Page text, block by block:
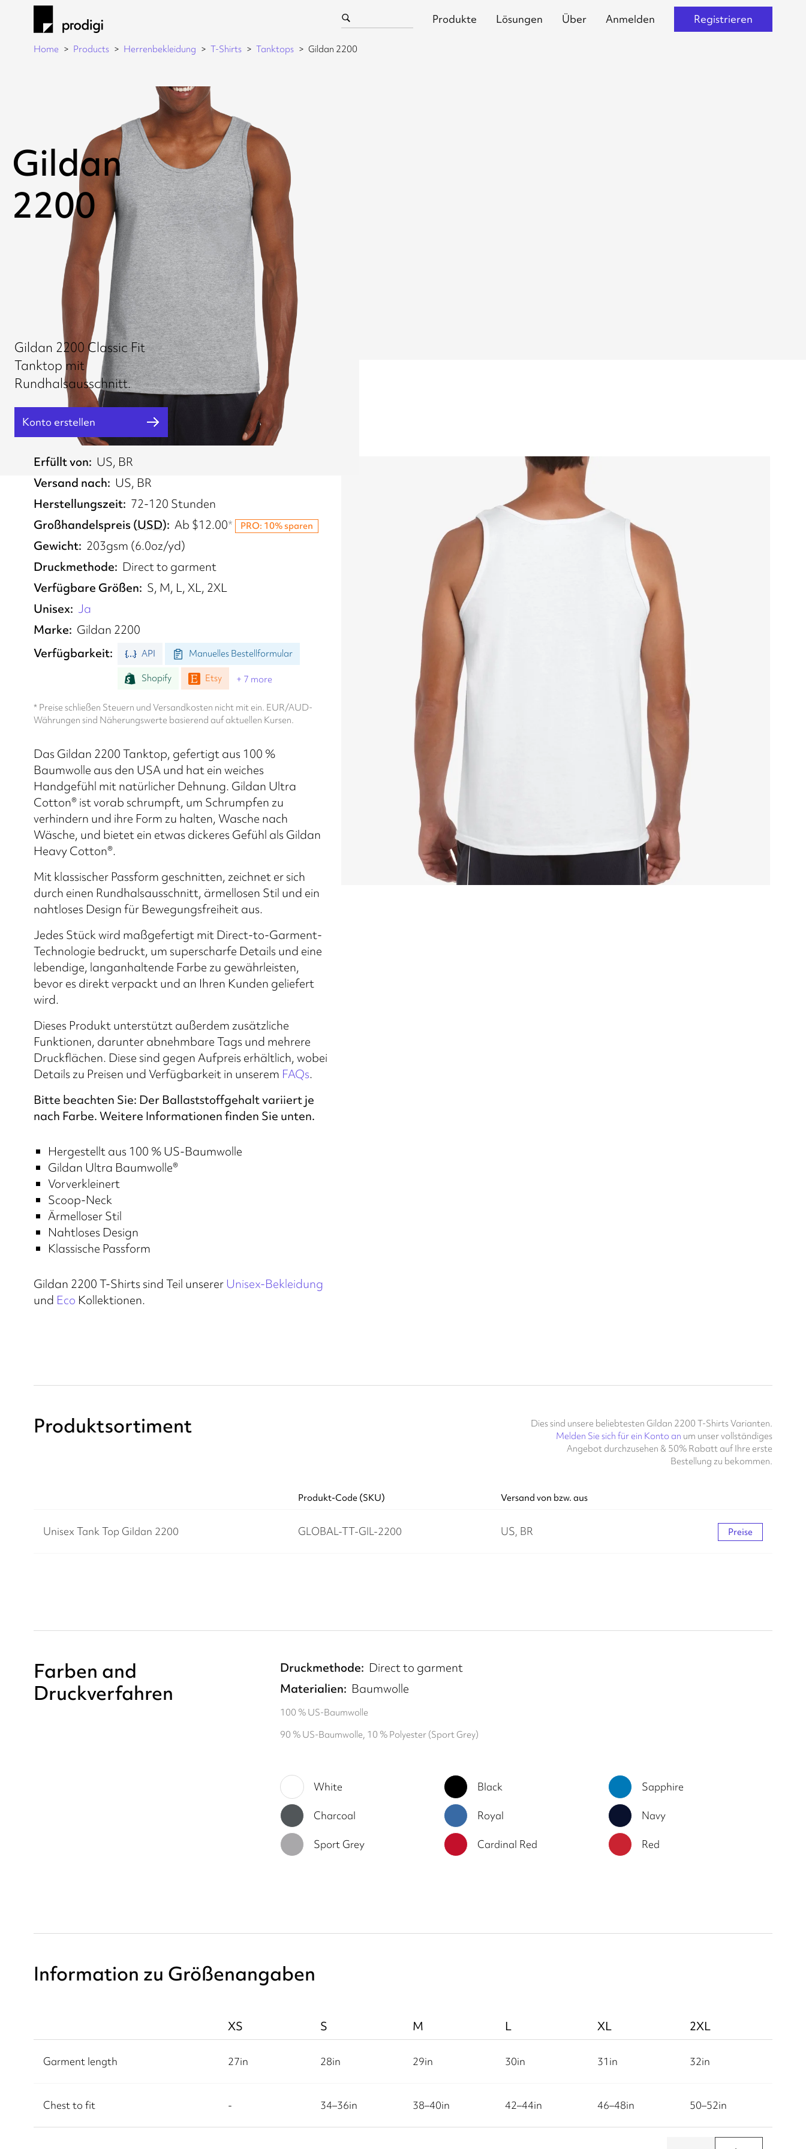
Produkte Lösungen Über Anmelden Registrieren
Home Products Herrenbekleidung T-Shirts Tanktops Gildan 2200
Gildan
2200
Gildan 2200 Classic Fit
Tanktop mit
Rundhalsausschnitt.
Konto erstellen
Erfüllt von US, BR
Versand nach US, BR
Herstellungszeit 72-120 Stunden
Großhandelspreis(USD) Ab $12.00* PRO: 10% sparen
Gewicht 203gsm (6.0oz/yd)
Druckmethode
Direct to garment
Verfügbare Größen S, M, L, XL, 2XL
Unisex Ja
Marke Gildan 2200
Verfügbarkeit
API Manuelles Bestellformular
Shopify Etsy + 7 more
* Preise schließen Steuern und Versandkosten nicht mit ein. EUR/AUD-
Währungen sind Näherungswerte basierend auf aktuellen Kursen.
Das Gildan 2200 Tanktop, gefertigt aus 100 %
Baumwolle aus den USA und hat ein weiches
Handgefühl mit natürlicher Dehnung. Gildan Ultra
Cotton® ist vorab schrumpft, um Schrumpfen zu
verhindern und ihre Form zu halten, Wasche nach
Wäsche, und bietet ein etwas dickeres Gefühl als Gildan
Heavy Cotton®.
Mit klassischer Passform geschnitten, zeichnet er sich
durch einen Rundhalsausschnitt, ärmellosen Stil und ein
nahtloses Design für Bewegungsfreiheit aus.
Jedes Stück wird maßgefertigt mit Direct-to-Garment-
Technologie bedruckt, um superscharfe Details und eine
lebendige, langanhaltende Farbe zu gewährleisten,
bevor es direkt verpackt und an Ihren Kunden geliefert
wird.
Dieses Produkt unterstützt außerdem zusätzliche
Funktionen, darunter abnehmbare Tags und mehrere
Druckflächen. Diese sind gegen Aufpreis erhältlich, wobei
Details zu Preisen und Verfügbarkeit in unserem FAQs.
Bitte beachten Sie: Der Ballaststoffgehalt variiert je
nach Farbe. Weitere Informationen finden Sie unten.
Hergestellt aus 100 % US-Baumwolle
Gildan Ultra Baumwolle®
Vorverkleinert
Scoop-Neck
Ärmelloser Stil
Nahtloses Design
Klassische Passform
Gildan 2200 T-Shirts sind Teil unsererUnisex-Bekleidung
und Eco Kollektionen.
Produktsortiment
Dies sind unsere beliebtesten Gildan 2200 T-Shirts Varianten.
Melden Sie sich für ein Konto an um unser vollständiges
Angebot durchzusehen & 50% Rabatt auf Ihre erste
Bestellung zu bekommen.
Produkt-Code (SKU) Versand von bzw. aus
Unisex Tank Top Gildan 2200 GLOBAL-TT-GIL-2200 US, BR Preise
Farben and
Druckverfahren
Druckmethode
Direct to garment
Materialien
Baumwolle
100 % US-Baumwolle
90 % US-Baumwolle, 10 % Polyester (Sport Grey)
White Black Sapphire
Charcoal Royal Navy
Sport Grey Cardinal Red Red
Information zu Größenangaben
XS S M L XL 2XL
Garment length 27in 28in 29in 30in 31in 32in
Chest to fit - 34–36in 38–40in 42–44in 46–48in 50–52in